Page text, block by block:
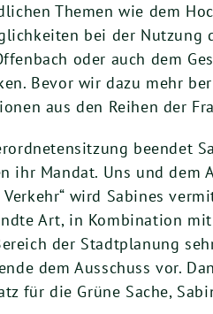
Themen wie dem
bei der Nutzung
oder auch dem
Bevor wir dazu mehr
aus den Reihen der
beendet
ihr Mandat. Uns und dem
wird Sabines
Art, in Kombination
der Stadtplanung
dem Ausschuss vor.
für die Grüne Sache,